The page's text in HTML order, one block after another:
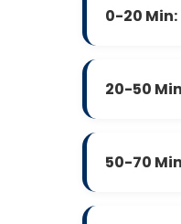
0-20 Min:
20-50
50-70